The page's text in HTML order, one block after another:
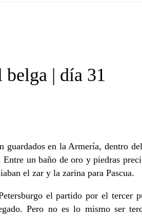
| día 31
guardados en la Armería, dentro
un baño de oro y piedras
el zar y la zarina para Pascua.
el partido por el
Pero no es lo mismo ser